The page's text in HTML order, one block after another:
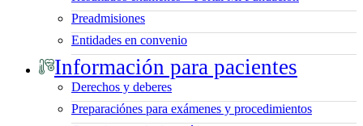
Preadmisiones
Entidades en convenio
Información para pacientes
Derechos y deberes
Preparaciónes para exámenes y procedimientos